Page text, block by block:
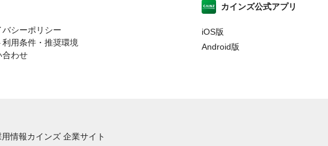
バシーポリシー
利用条件・推奨環境
合わせ
カインズ公式アプリ
iOS版
Android版
用情報カインズ 企業サイト